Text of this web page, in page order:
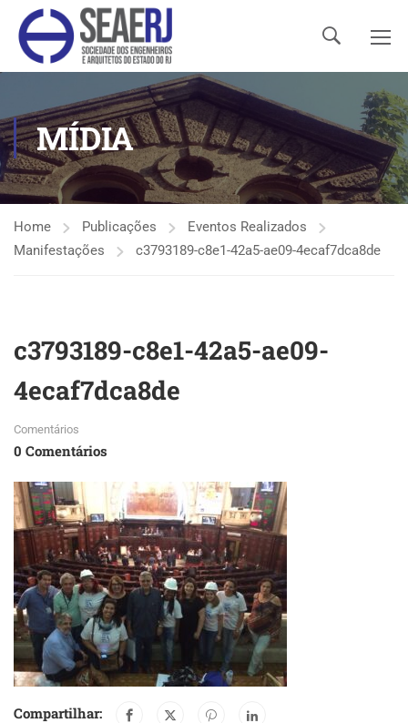
MÍDIA
Home Publicações
Eventos Realizados
Manifestações
c3793189-c8e1-42a5-ae09-4ecaf7dca8de
c3793189-c8e1-42a5-ae09-
4ecaf7dca8de
Comentários
0 Comentários
Compartilhar: